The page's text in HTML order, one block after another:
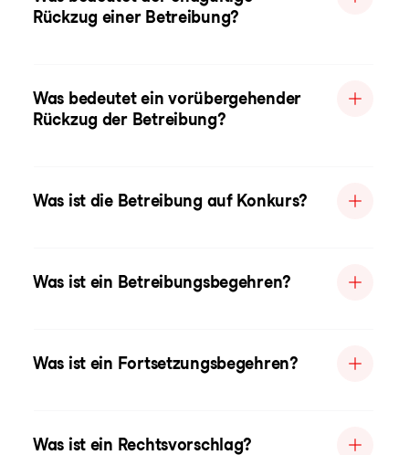
Rückzug einer Betreibung?
Was bedeutet ein vorübergehender
Rückzug der Betreibung?
Was ist die Betreibung auf Konkurs?
Was ist ein Betreibungsbegehren?
Was ist ein Fortsetzungsbegehren?
Was ist ein Rechtsvorschlag?